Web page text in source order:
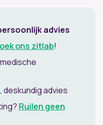
advies
ons zitlab!
deskundig advies
Ruilen geen